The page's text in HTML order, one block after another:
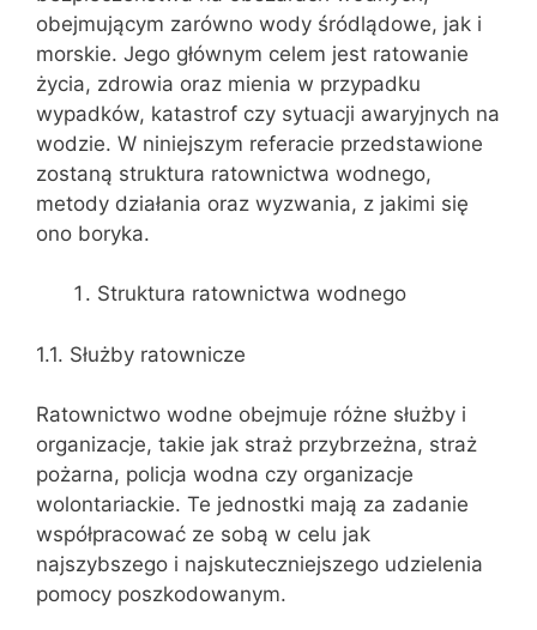
obejmującym zarówno wody śródlądowe, jak i
morskie. Jego głównym celem jest ratowanie
życia, zdrowia oraz mienia w przypadku
wypadków, katastrof czy sytuacji awaryjnych na
wodzie. W niniejszym referacie przedstawione
zostaną struktura ratownictwa wodnego,
metody działania oraz wyzwania, z jakimi się
ono boryka.
Struktura ratownictwa wodnego
1.1. Służby ratownicze
Ratownictwo wodne obejmuje różne służby i
organizacje, takie jak straż przybrzeżna, straż
pożarna, policja wodna czy organizacje
wolontariackie. Te jednostki mają za zadanie
współpracować ze sobą w celu jak
najszybszego i najskuteczniejszego udzielenia
pomocy poszkodowanym.